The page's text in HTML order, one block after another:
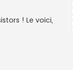
! Le voici,